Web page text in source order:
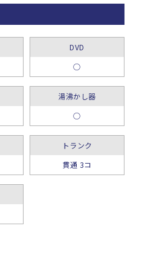
DVD
○
湯沸かし器
○
トランク
貫通 3コ